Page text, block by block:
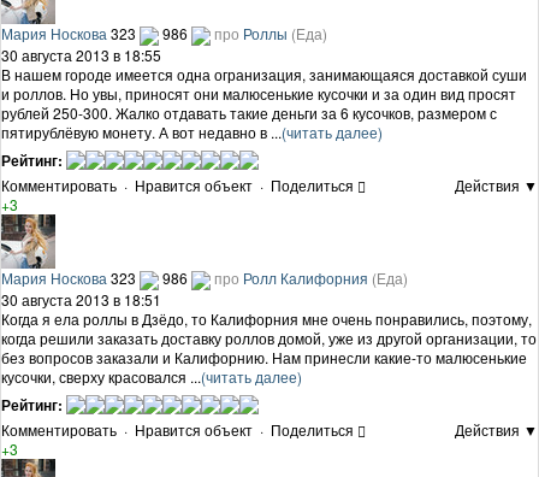
Мария Носкова 323 986 про Роллы (Еда)
30 августа 2013 в 18:55
В нашем городе имеется одна огранизация, занимающаяся доставкой суши
и роллов. Но увы, приносят они малюсенькие кусочки и за один вид просят
рублей 250-300. Жалко отдавать такие деньги за 6 кусочков, размером с
пятирублёвую монету. А вот недавно в ...(читать далее)
Рейтинг:
Комментировать · Нравится объект · Поделиться
Действия ▼
+3
Мария Носкова 323 986 про Ролл Калифорния (Еда)
30 августа 2013 в 18:51
Когда я ела роллы в Дзёдо, то Калифорния мне очень понравились, поэтому,
когда решили заказать доставку роллов домой, уже из другой организации, то
без вопросов заказали и Калифорнию. Нам принесли какие-то малюсенькие
кусочки, сверху красовался ...(читать далее)
Рейтинг:
Комментировать · Нравится объект · Поделиться
Действия ▼
+3